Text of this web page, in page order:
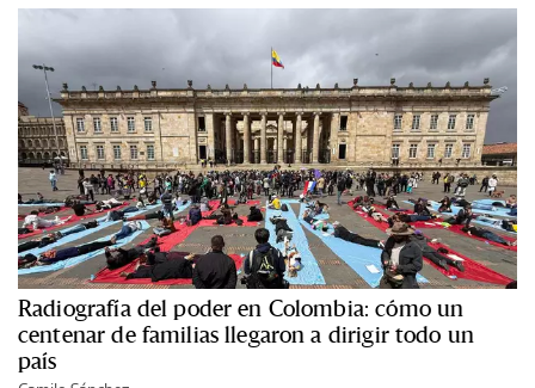
Radiografía del poder en Colombia: cómo un
centenar de familias llegaron a dirigir todo un
país